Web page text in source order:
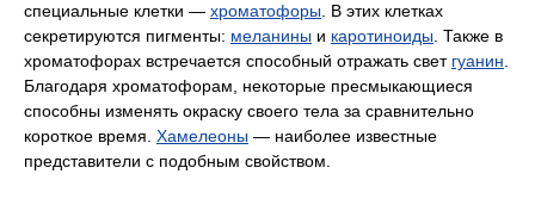
специальные клетки — хроматофоры. В этих клетках
секретируются пигменты: меланины и каротиноиды. Также в
хроматофорах встречается способный отражать свет гуанин.
Благодаря хроматофорам, некоторые пресмыкающиеся
способны изменять окраску своего тела за сравнительно
короткое время. Хамелеоны — наиболее известные
представители с подобным свойством.